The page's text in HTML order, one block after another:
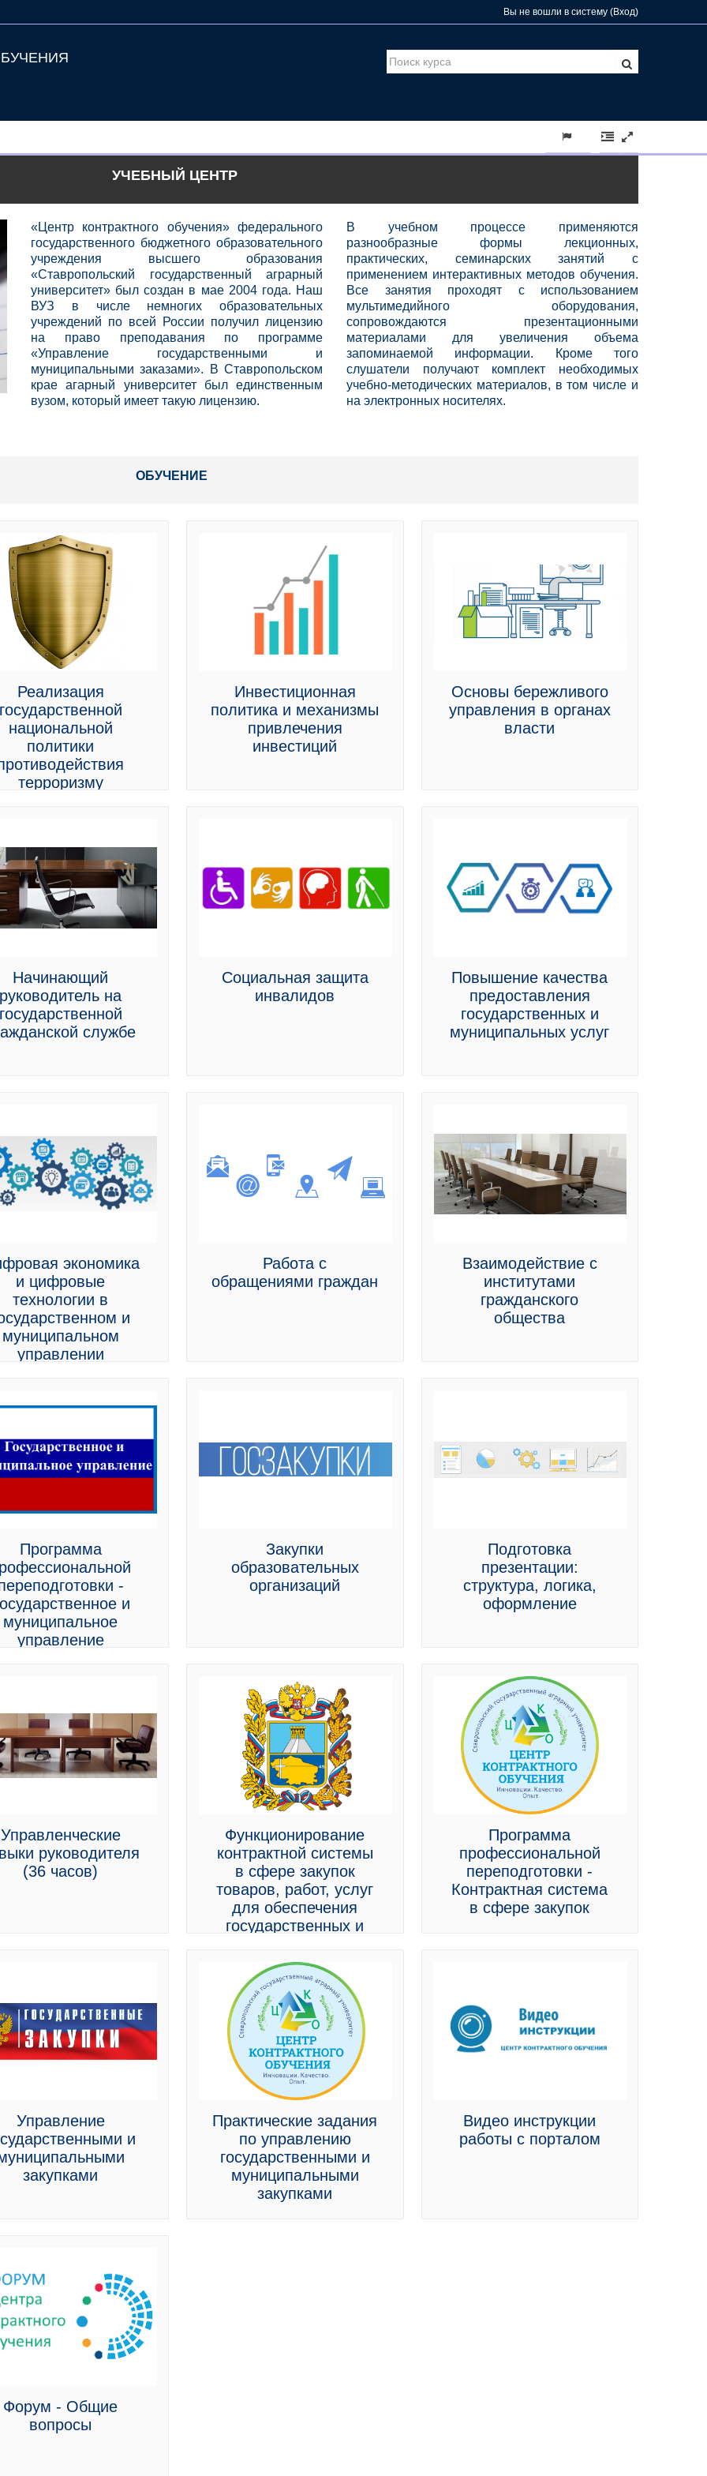
Вы не вошли в систему (Вход)
УЧЕБНЫЙ ЦЕНТР
«Центр контрактного обучения» федерального
государственного бюджетного образовательного
учреждения высшего образования
«Ставропольский государственный аграрный
университет» был создан в мае 2004 года. Наш
ВУЗ в числе немногих образовательных
учреждений по всей России получил лицензию
на право преподавания по программе
«Управление государственными и
муниципальными заказами». В Ставропольском
крае агарный университет был единственным
вузом, который имеет такую лицензию.
В учебном процессе применяются
разнообразные формы лекционных,
практических, семинарских занятий с
применением интерактивных методов обучения.
Все занятия проходят с использованием
мультимедийного оборудования,
сопровождаются презентационными
материалами для увеличения объема
запоминаемой информации. Кроме того
слушатели получают комплект необходимых
учебно-методических материалов, в том числе и
на электронных носителях.
ОБУЧЕНИЕ
Реализация
национальной
политики
терроризму
Инвестиционная
политика и механизмы
привлечения
инвестиций
Основы бережливого
управления в органах
власти
Начинающий
руководитель на
службе
Социальная защита
инвалидов
Повышение качества
предоставления
государственных и
муниципальных услуг
экономика
и цифровые
технологии в
и
муниципальном
управлении
Работа с
обращениями граждан
Взаимодействие с
институтами
гражданского
общества
Программа
-
и
муниципальное
управление
Закупки
образовательных
организаций
Подготовка
презентации:
структура, логика,
оформление
Управленческие
руководителя
(36 часов)
Функционирование
контрактной системы
в сфере закупок
товаров, работ, услуг
для обеспечения
государственных и
актуальные
изменения
Программа
профессиональной
переподготовки -
Контрактная система
в сфере закупок
Управление
и
закупками
Практические задания
по управлению
государственными и
муниципальными
закупками
Видео инструкции
работы с порталом
Форум - Общие
вопросы